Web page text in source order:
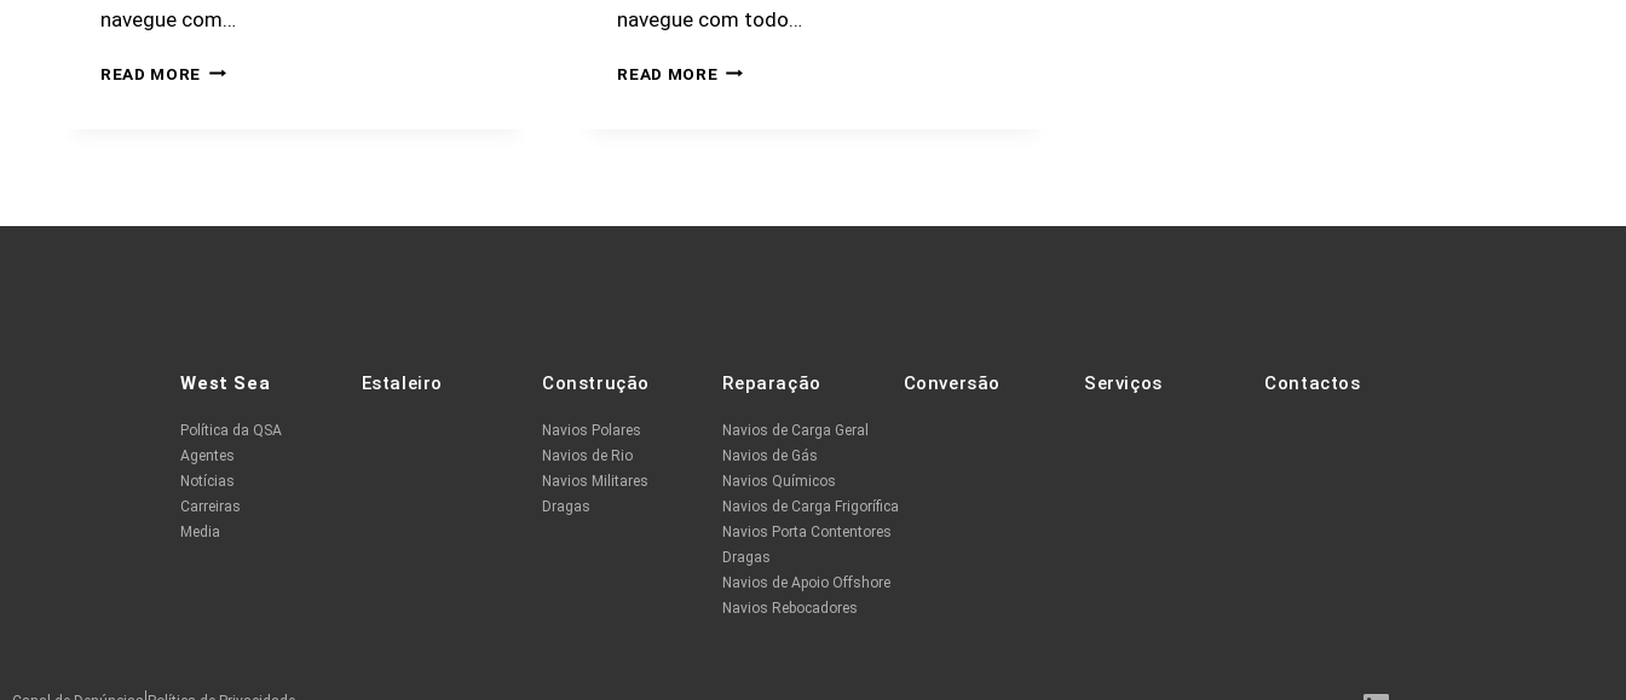
navegue com…
READ MORE
navegue com todo…
READ MORE
West Sea
Política da QSA
Agentes
Notícias
Carreiras
Media
Estaleiro Construção
Navios Polares
Navios de Rio
Navios Militares
Dragas
Reparação
Navios de Carga Geral
Navios de Gás
Navios Químicos
Navios de Carga Frigorífica
Navios Porta Contentores
Dragas
Navios de Apoio Offshore
Navios Rebocadores
Conversão Serviços Contactos